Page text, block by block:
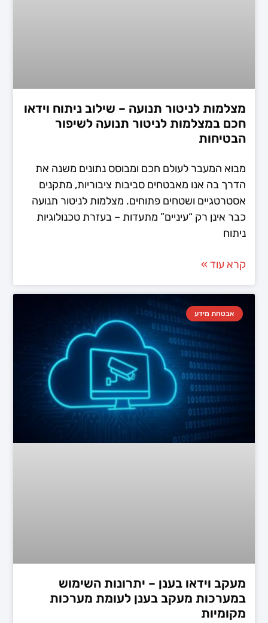
מצלמות לניטור תנועה – שילוב ניתוח וידאו
חכם במצלמות לניטור תנועה לשיפור
הבטיחות
מבוא המעבר לעולם חכם ומבוסס נתונים משנה את
הדרך בה אנו מאבטחים סביבות ציבוריות, מתקנים
אסטרטגיים ושטחים פתוחים. מצלמות לניטור תנועה
כבר אינן רק “עיניים” מתעדות – בעזרת טכנולוגיות
ניתוח
קרא עוד »
אבטחת מידע
מעקב וידאו בענן – יתרונות השימוש
במערכות מעקב בענן לעומת מערכות
מקומיות